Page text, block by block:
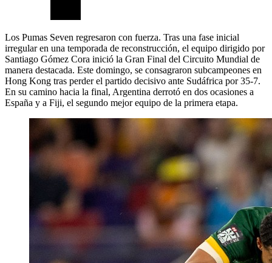
Los Pumas Seven regresaron con fuerza. Tras una fase inicial
irregular en una temporada de reconstrucción, el equipo dirigido por
Santiago Gómez Cora inició la Gran Final del Circuito Mundial de
manera destacada. Este domingo, se consagraron subcampeones en
Hong Kong tras perder el partido decisivo ante Sudáfrica por 35-7.
En su camino hacia la final, Argentina derrotó en dos ocasiones a
España y a Fiji, el segundo mejor equipo de la primera etapa.